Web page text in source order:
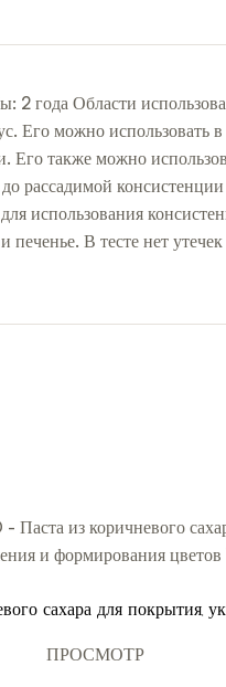
Области
можно использовать в
также можно
рассадимой
использования
В тесте нет
сахара для покрытия,
ПРОСМОТР